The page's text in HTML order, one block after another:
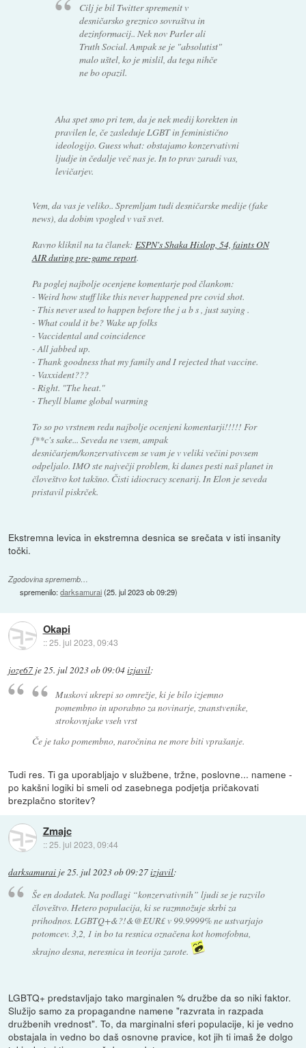
Cilj je bil Twitter spremenit v
desničarsko greznico sovraštva in
dezinformacij.. Nek nov Parler ali
Truth Social. Ampak se je "absolutist"
malo uštel, ko je mislil, da tega nihče
ne bo opazil.
Aha spet smo pri tem, da je nek medij korekten in
pravilen le, če zasleduje LGBT in feministično
ideologijo. Guess what: obstajamo konzervativni
ljudje in čedalje več nas je. In to prav zaradi vas,
levičarjev.
Vem, da vas je veliko.. Spremljam tudi desničarske medije (fake
news), da dobim vpogled v vaš svet.
Ravno kliknil na ta članek: ESPN's Shaka Hislop, 54, faints ON
AIR during pre-game report.
Pa poglej najbolje ocenjene komentarje pod člankom:
- Weird how stuff like this never happened pre covid shot.
- This never used to happen before the j a b s , just saying .
- What could it be? Wake up folks
- Vaccidental and coincidence
- All jabbed up.
- Thank goodness that my family and I rejected that vaccine.
- Vaxxident???
- Right. "The heat."
- Theyll blame global warming
To so po vrstnem redu najbolje ocenjeni komentarji!!!!! For
f**c's sake... Seveda ne vsem, ampak
desničarjem/konzervativcem se vam je v veliki večini povsem
odpeljalo. IMO ste največji problem, ki danes pesti naš planet in
človeštvo kot takšno. Čisti idiocracy scenarij. In Elon je seveda
pristavil piskrček.
Ekstremna levica in ekstremna desnica se srečata v isti insanity
točki.
Zgodovina sprememb…
spremenilo:darksamurai(25. jul 2023 ob 09:29)
Okapi
::25. jul 2023, 09:43
joze67 je 25. jul 2023 ob 09:04izjavil:
Muskovi ukrepi so omrežje, ki je bilo izjemno
pomembno in uporabno za novinarje, znanstvenike,
strokovnjake vseh vrst
Če je tako pomembno, naročnina ne more biti vprašanje.
Tudi res. Ti ga uporabljajo v službene, tržne, poslovne... namene -
po kakšni logiki bi smeli od zasebnega podjetja pričakovati
brezplačno storitev?
Zmajc
::25. jul 2023, 09:44
darksamurai je25. jul 2023 ob 09:27izjavil:
Še en dodatek. Na podlagi “konzervativnih” ljudi se je razvilo
človeštvo. Hetero populacija, ki se razmnožuje skrbi za
prihodnos. LGBTQ+&?!&@EUR£ v 99.9999% ne ustvarjajo
potomcev. 3,2, 1 in bo ta resnica označena kot homofobna,
skrajno desna, neresnica in teorija zarote.
LGBTQ+ predstavljajo tako marginalen % družbe da so niki faktor.
Služijo samo za propagandne namene "razvrata in razpada
družbenih vrednost". To, da marginalni sferi populacije, ki je vedno
obstajala in vedno bo daš osnovne pravice, kot jih ti imaš že dolgo